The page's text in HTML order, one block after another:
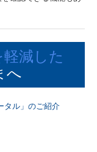
減した
へ